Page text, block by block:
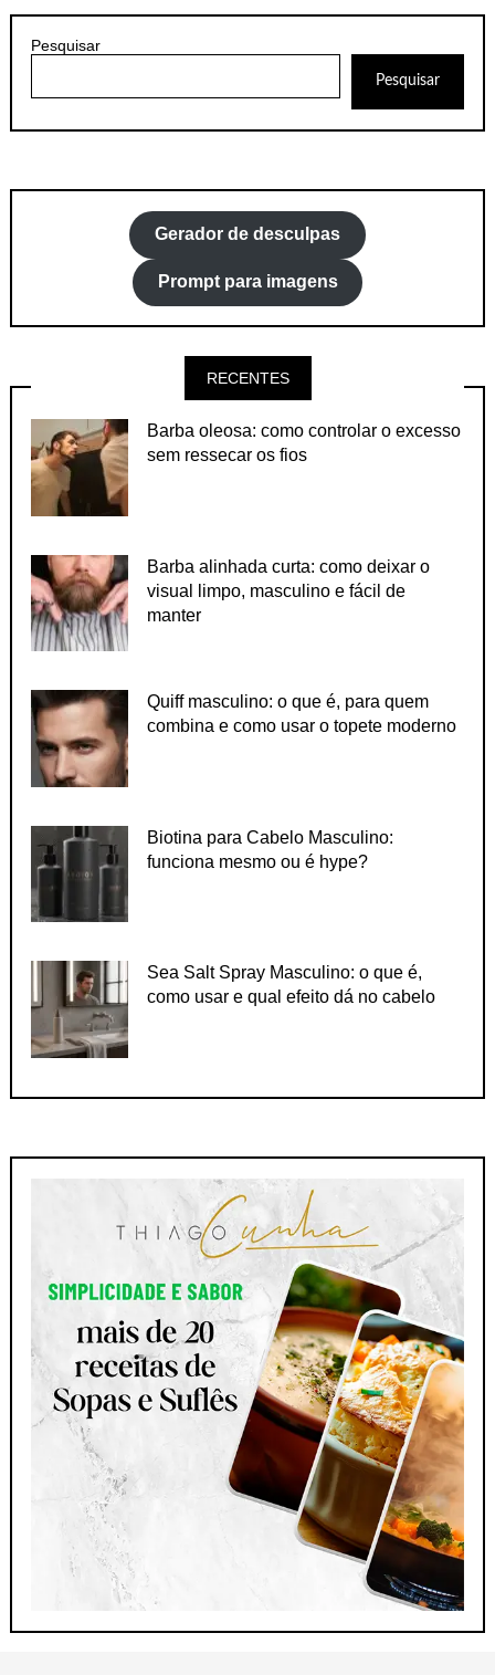
Pesquisar
Pesquisar
Gerador de desculpas
Prompt para imagens
RECENTES
Barba oleosa: como controlar o excesso
sem ressecar os fios
Barba alinhada curta: como deixar o
visual limpo, masculino e fácil de
manter
Quiff masculino: o que é, para quem
combina e como usar o topete moderno
Biotina para Cabelo Masculino:
funciona mesmo ou é hype?
Sea Salt Spray Masculino: o que é,
como usar e qual efeito dá no cabelo